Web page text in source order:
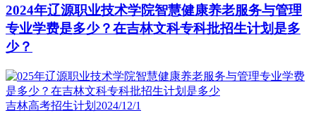
2024年辽源职业技术学院智慧健康养老服务与管理
专业学费是多少？在吉林文科专科批招生计划是多
少？
吉林高考招生计划 2024/12/1